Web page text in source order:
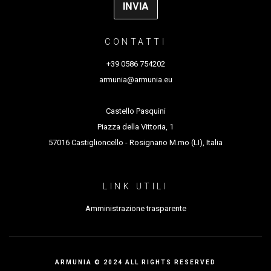
Vincitore Premio Stefano Cipiciani per il dispositivo
CONTATTI
+39 0586 754202
armunia@armunia.eu
Castello Pasquini
Piazza della Vittoria, 1
57016 Castiglioncello - Rosignano M.mo (LI), Italia
LINK UTILI
Amministrazione trasparente
ARMUNIA © 2024 ALL RIGHTS RESERVED